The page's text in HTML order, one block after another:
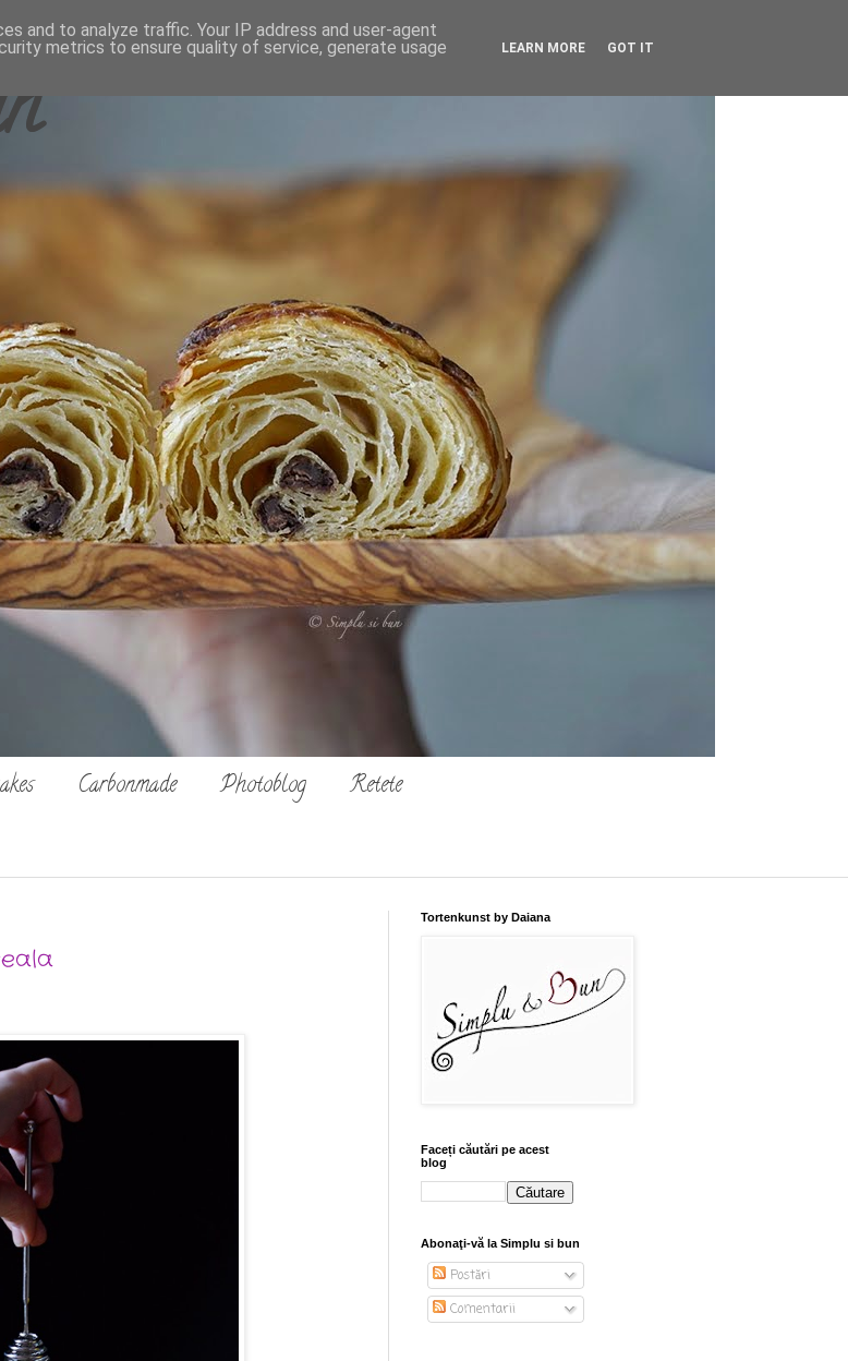
Carbonmade Photoblog
Retete
Tortenkunst by Daiana
Faceți căutări pe acest
blog
Abonaţi-vă la Simplu si bun
Postări
Comentarii
and to analyze traffic. Your IP address and user-agent
metrics to ensure quality of service, generate usage
LEARN MORE GOT IT